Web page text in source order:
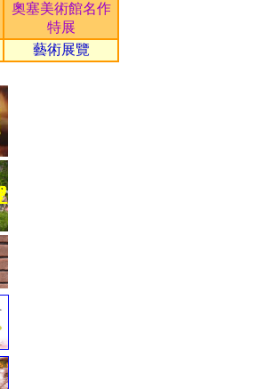
奧塞美術館名作
特展
藝術展覽